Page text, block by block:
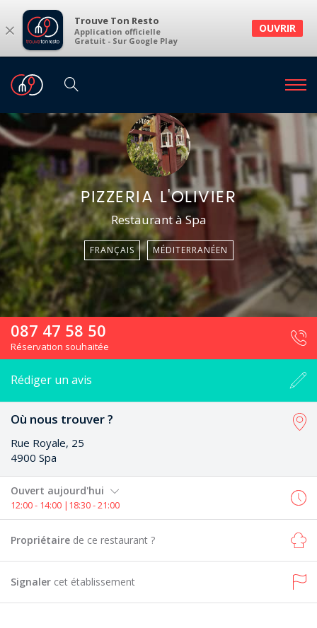
× Trouve Ton Resto
Application officielle
Gratuit - Sur Google Play
OUVRIR
PIZZERIA L'OLIVIER
Restaurant à Spa
FRANÇAIS MÉDITERRANÉEN
087 47 58 50
Réservation souhaitée
Rédiger un avis
Où nous trouver ?
Rue Royale, 25
4900 Spa
Ouvert aujourd'hui
12:00 - 14:00 |18:30 - 21:00
Propriétaire de ce restaurant ?
Signaler cet établissement